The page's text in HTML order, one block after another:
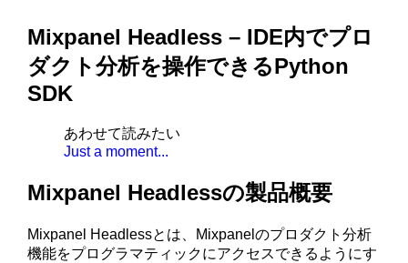
Mixpanel Headless – IDE内でプロ
ダクト分析を操作できるPython
SDK
あわせて読みたい
Just a moment...
Mixpanel Headlessの製品概要
Mixpanel Headlessとは、Mixpanelのプロダクト分析
機能をプログラマティックにアクセスできるようにす